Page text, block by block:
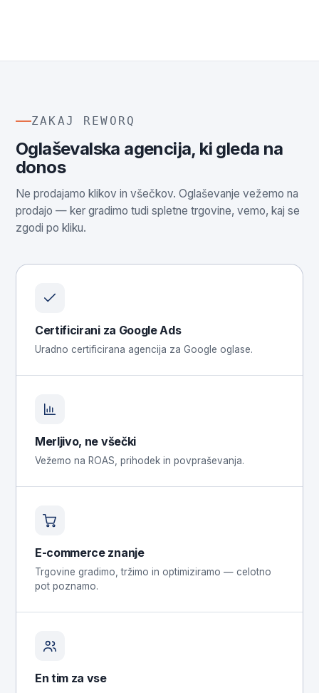
ZAKAJ REWORQ
Oglaševalska agencija, ki gleda na
donos
Ne prodajamo klikov in všečkov. Oglaševanje vežemo na
prodajo — ker gradimo tudi spletne trgovine, vemo, kaj se
zgodi po kliku.
Certificirani za Google Ads
Uradno certificirana agencija za Google oglase.
Merljivo, ne všečki
Vežemo na ROAS, prihodek in povpraševanja.
E-commerce znanje
Trgovine gradimo, tržimo in optimiziramo — celotno
pot poznamo.
En tim za vse